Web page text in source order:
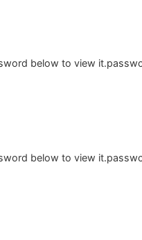
below to view
below to view